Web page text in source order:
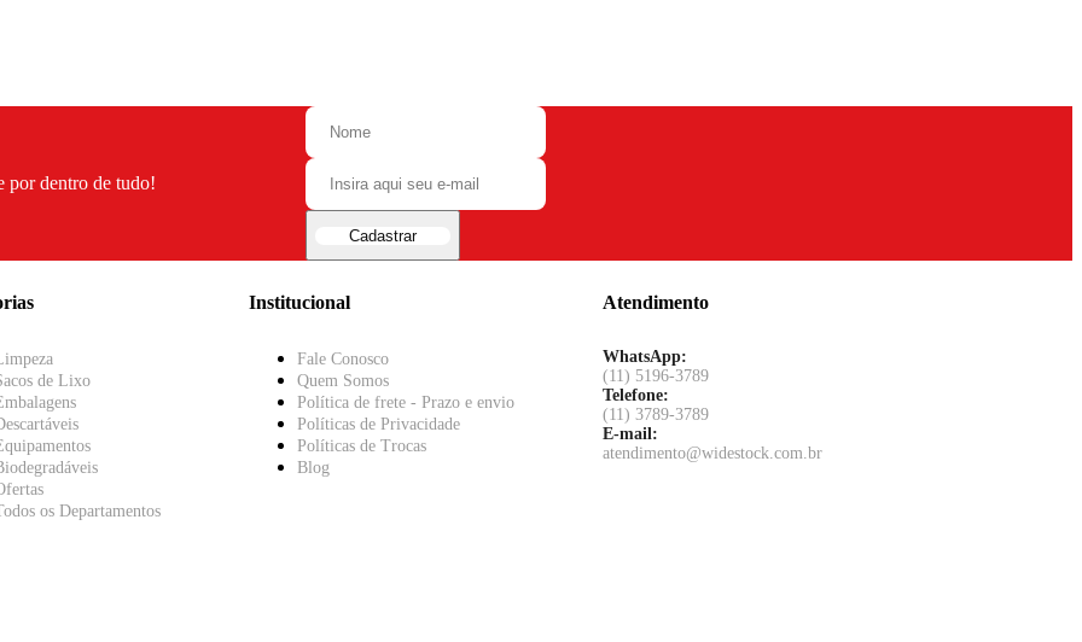
por dentro de tudo!
Cadastrar
de Lixo
os Departamentos
Institucional
Fale Conosco
Quem Somos
Política de frete - Prazo e envio
Políticas de Privacidade
Políticas de Trocas
Blog
Atendimento
WhatsApp:
(11) 5196-3789
Telefone:
(11) 3789-3789
E-mail:
atendimento@widestock.com.br